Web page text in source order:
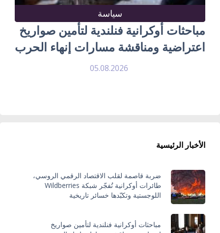
سياسة
مباحثات أوكرانية فنلندية لتأمين صواريخ
اعتراضية ومناقشة مسارات إنهاء الحرب
05.08.2026
الأخبار الرئيسية
ضربة قاصمة لقلب الاقتصاد الرقمي الروسي،
طائرات أوكرانية تُفجّر شبكة Wildberries
اللوجستية وتكبّدها خسائر تاريخية
مباحثات أوكرانية فنلندية لتأمين صواريخ